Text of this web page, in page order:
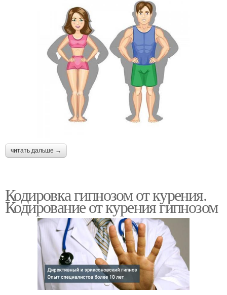
читать дальше →
Кодировка гипнозом от курения.
Кодирование от курения гипнозом